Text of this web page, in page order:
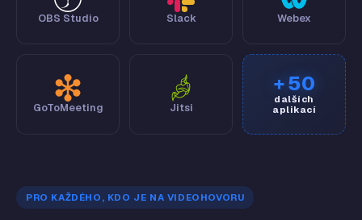
OBS Studio Slack Webex
GoToMeeting Jitsi
+ 50
dalších
aplikací
PRO KAŽDÉHO, KDO JE NA VIDEOHOVORU